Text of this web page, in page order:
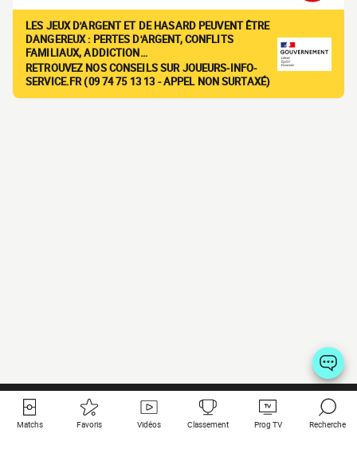
LES JEUX D'ARGENT ET DE HASARD PEUVENT ÊTRE
DANGEREUX : PERTES D'ARGENT, CONFLITS
FAMILIAUX, ADDICTION…
RETROUVEZ NOS CONSEILS SUR JOUEURS-INFO-
SERVICE.FR (09 74 75 13 13 - APPEL NON SURTAXÉ)
Matchs Favoris Vidéos Classement Prog TV Recherche